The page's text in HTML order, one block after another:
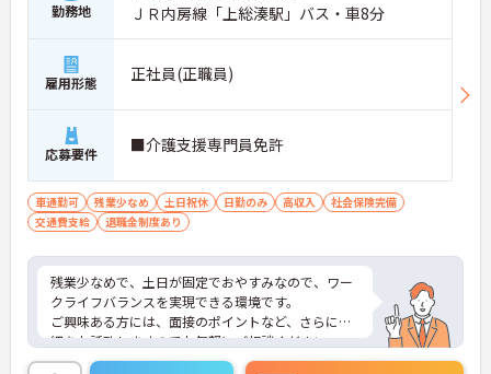
勤務地
ＪＲ内房線「上総湊駅」バス・車8分
雇用形態 正社員(正職員)
応募要件 ■介護支援専門員免許
車通勤可 残業少なめ 土日祝休 日勤のみ 高収入
社会保険完備
交通費支給
退職金制度あり
残業少なめで、土日が固定でおやすみなので、ワー
クライフバランスを実現できる環境です。
ご興味ある方には、面接のポイントなど、さらに詳
細をお話致しますのでお気軽にご相談ください。